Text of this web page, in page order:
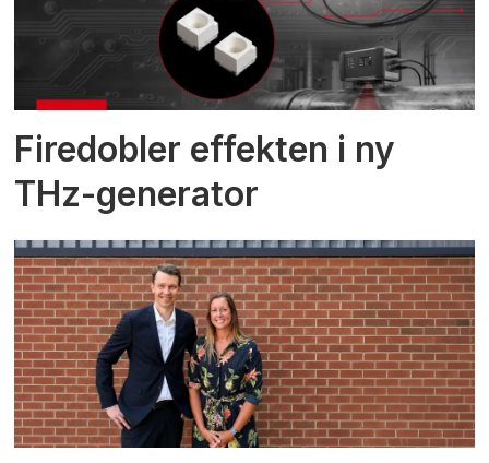
Firedobler effekten i ny
THz-generator